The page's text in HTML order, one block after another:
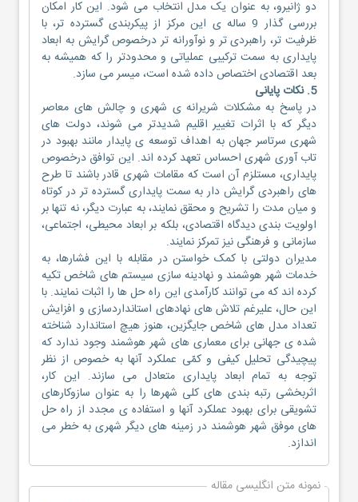
دو ژانیرو، به عنوان یک مدل انتخاب می شود. این کار امکان
بررسی گذار 9 ساله ی این مرکز از پیکربندی گسترده تر، با
ظرفیت تر، راهبردی تر و نوآورانه تر درخصوص گرایش به ابعاد
پایداری به سمت ترکیبی عملیاتی و محدودتر را که همیشه به
بعد اقتصادی اختصاص داده شده است، میسر می سازد.
5. نکات پایانی
در پاسخ به مشکلات شریرانه ی شهری و چالش های معاصر
دیگر که با اثرات تغییر اقلیم شدیدتر می شوند، دولت های
شهری سرتاسر جهان به اهداف توسعه ی پایدار مانند بهبود در
تاب آوری شهری احساس تعهد کرده اند. این توافق درخصوص
پایداری، مستلزم آن است که مقامات شهری قادر باشند تا طرح
های راهبردی گرایش دار به سمت پایداری گسترده تر در کوتاه
و میان مدت را تشریح و محقق نمایند، به عبارت دیگر، نه تنها بر
اولویت بندی دیدگاه اقتصادی، بلکه بر ابعاد محیطی، اجتماعی،
سازمانی و فرهنگی نیز تمرکز نمایند.
مدیران دولتی با کمک خواستن در مقابله با این فشارها، به
خدمات شهر هوشمند و نهادینه سازی سیستم های شاخص تکیه
کرده اند که می توانند کارآمدی این راه حل ها را اثبات نمایند. با
این حال، علیرغم تلاش های نهادهای استانداردسازی و افزایش
تعداد مدل های شاخص جایگزین، هنوز هیچ استاندارد شناخته
شده ی جهانی برای معماری های شهر هوشمند وجود ندارد که
پیچیدگی تحلیل کیفی و کمّی عملکرد آنها به خصوص از نظر
توجه به تمام ابعاد پایداری متعادل می سازند. این کار،
اثربخشی رتبه بندی های کلی شهرها را به عنوان سازوکارهای
تشویقی برای بهبود عملکرد آنها و استفاده ی مجدد از راه حل
های موفق شهر هوشمند در زمینه های دیگر شهری به خطر می
اندازد.
نمونه متن انگلیسی مقاله